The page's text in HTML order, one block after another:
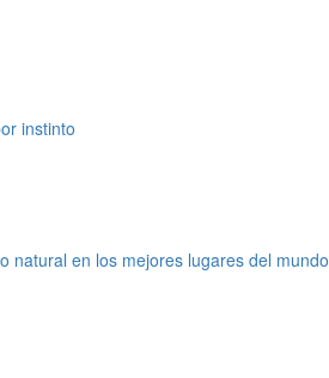
instinto
natural en los mejores lugares del mundo